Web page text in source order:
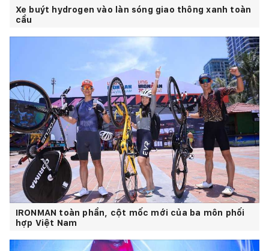
Xe buýt hydrogen vào làn sóng giao thông xanh toàn
cầu
IRONMAN toàn phần, cột mốc mới của ba môn phối
hợp Việt Nam